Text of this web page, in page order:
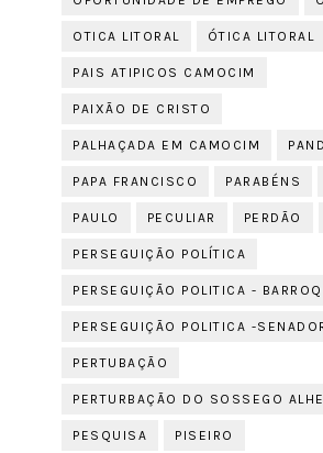
OTICA LITORAL ÓTICA LITORAL
PAIS ATIPICOS CAMOCIM
PAIXÃO DE CRISTO
PALHAÇADA EM CAMOCIM
PAPA FRANCISCO PARABÉNS
PAULO PECULIAR PERDÃO
PERSEGUIÇÃO POLÍTICA
PERSEGUIÇÃO POLITICA -
PERSEGUIÇÃO POLITICA -
PERTUBAÇÃO
PERTURBAÇÃO DO SOSSEGO
PESQUISA PISEIRO